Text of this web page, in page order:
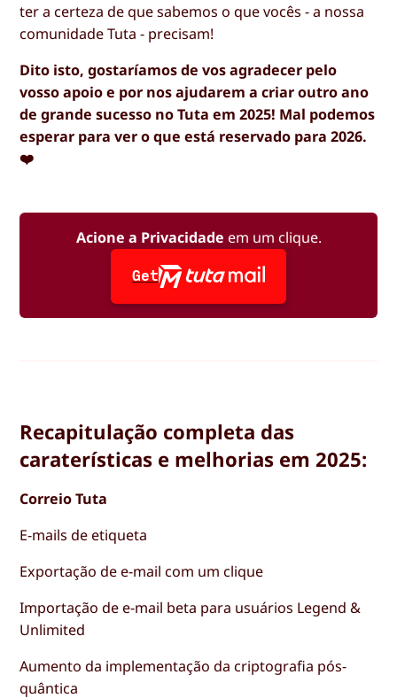
ter a certeza de que sabemos o que vocês - a nossa
comunidade Tuta - precisam!
Dito isto, gostaríamos de vos agradecer pelo
vosso apoio e por nos ajudarem a criar outro ano
de grande sucesso no Tuta em 2025! Mal podemos
esperar para ver o que está reservado para 2026.
❤️
Acione a Privacidade em um clique.
Get
Recapitulação completa das
caraterísticas e melhorias em 2025:
Correio Tuta
E-mails de etiqueta
Exportação de e-mail com um clique
Importação de e-mail beta para usuários Legend &
Unlimited
Aumento da implementação da criptografia pós-
quântica